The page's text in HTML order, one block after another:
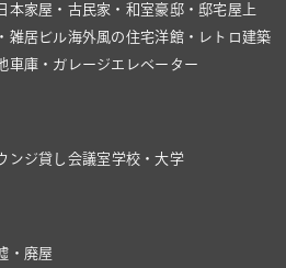
本家屋・古民家・和室豪邸・邸宅屋上
雑居ビル海外風の住宅洋館・レトロ建築
車庫・ガレージ エレベーター
ンジ貸し会議室学校・大学
・廃屋